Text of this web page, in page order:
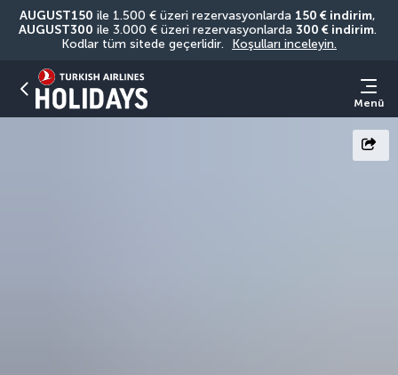
AUGUST150 ile 1.500 € üzeri rezervasyonlarda 150 € indirim
AUGUST300 ile 3.000 € üzeri rezervasyonlarda 300 € indirim.
Kodlar tüm sitede geçerlidir.
Koşulları inceleyin.
Menü